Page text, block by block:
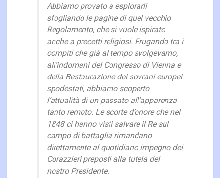
Abbiamo provato a esplorarli
sfogliando le pagine di quel vecchio
Regolamento, che si vuole ispirato
anche a precetti religiosi. Frugando tra i
compiti che già al tempo svolgevamo,
all’indomani del Congresso di Vienna e
della Restaurazione dei sovrani europei
spodestati, abbiamo scoperto
l’attualità di un passato all’apparenza
tanto remoto. Le scorte d’onore che nel
1848 ci hanno visti salvare il Re sul
campo di battaglia rimandano
direttamente al quotidiano impegno dei
Corazzieri preposti alla tutela del
nostro Presidente.